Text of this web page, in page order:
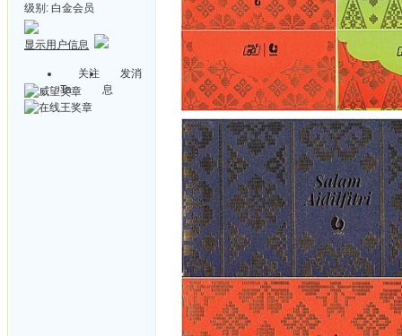
级别: 白金会员
显示用户信息
关注
Ta
发消
息